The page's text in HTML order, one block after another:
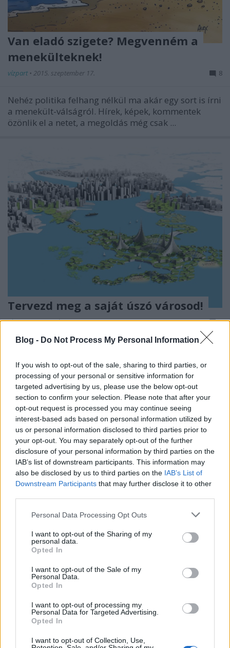
Blog - Do Not Process My Personal Information
If you wish to opt-out of the sale, sharing to third parties, or
processing of your personal or sensitive information for
targeted advertising by us, please use the below opt-out
section to confirm your selection. Please note that after your
opt-out request is processed you may continue seeing
interest-based ads based on personal information utilized by
us or personal information disclosed to third parties prior to
your opt-out. You may separately opt-out of the further
disclosure of your personal information by third parties on the
IAB’s list of downstream participants. This information may
also be disclosed by us to third parties on the IAB’s List of
Downstream Participants that may further disclose it to other
Please note that this website/app uses one or more Google
not limited to your visit or usage behaviour. You may click to
grant or deny consent to Google and its third-party tags to
use your data for below specified purposes in below Google
consent section.
Personal Data Processing Opt Outs
I want to opt-out of the Sharing of my
personal data.
Opted In
I want to opt-out of the Sale of my
Personal Data.
Opted In
I want to opt-out of processing my
Personal Data for Targeted Advertising.
Opted In
I want to opt-out of Collection, Use,
Van eladó szigete? Megvenném a
menekülteknek!
vízpart • 2015. szeptember 17. 8
Nehéz politika felhang nélkül ma akár egy sort is írni
a menekült-válságról. Hírek, képek, kommentek
özönlik el a netet, a megoldás még csak ...
Tervezd meg a saját úszó városod!
vízpart•2015. március 24. 0
elgondolkodtató az úszó atomerőműötlete, mi más
jöhetne, mint az a most még eléggé ...
Mi lesz az Amazonas vad
indiánjaival?
•2015. március 20.
Az Amazonas mélyén számos olyan törzs él, amely
halászó-vadászó életmódjával kimaradt a
civilizációból és a globalizációból, azonban ...